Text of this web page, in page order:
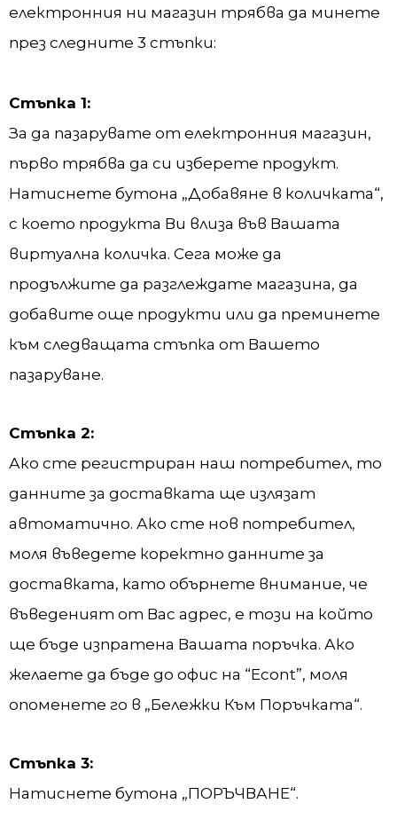
електронния ни магазин трябва да минете
през следните 3 стъпки:
Стъпка 1:
За да пазарувате от електронния магазин,
първо трябва да си изберете продукт.
Натиснете бутона „Добавяне в количката“,
с което продукта Ви влиза във Вашата
виртуална количка. Сега може да
продължите да разглеждате магазина, да
добавите още продукти или да преминете
към следващата стъпка от Вашето
пазаруване.
Стъпка 2:
Ако сте регистриран наш потребител, то
данните за доставката ще излязат
автоматично. Ако сте нов потребител,
моля въведете коректно данните за
доставката, като обърнете внимание, че
въведеният от Вас адрес, е този на който
ще бъде изпратена Вашата поръчка. Ако
желаете да бъде до офис на “Econt”, моля
опоменете го в „Бележки Към Поръчката“.
Стъпка 3:
Натиснете бутона „ПОРЪЧВАНЕ“.